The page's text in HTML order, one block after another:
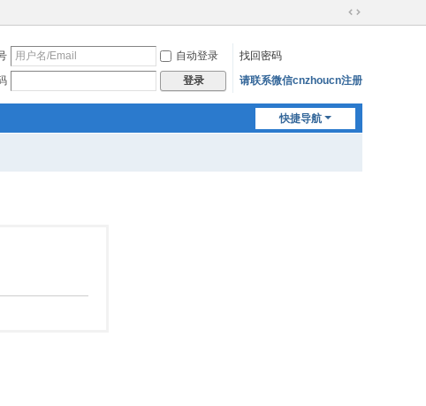
切
宽
自动登录
找回密码
登录 请联系微信cnzhoucn注册
快捷导航